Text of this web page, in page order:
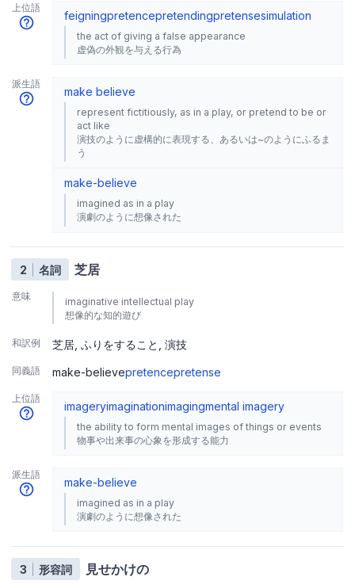
上位語
feigningpretencepretendingpretensesimulation
the act of giving a false appearance
虚偽の外観を与える行為
派生語
make believe
represent fictitiously, as in a play, or pretend to be or
act like
演技のように虚構的に表現する、あるいは~のようにふるま
う
make-believe
imagined as in a play
演劇のように想像された
2 名詞 芝居
意味
imaginative intellectual play
想像的な知的遊び
和訳例 芝居 ふりをすること 演技
同義語 make-believepretencepretense
上位語
imageryimaginationimagingmental imagery
the ability to form mental images of things or events
物事や出来事の心象を形成する能力
派生語
make-believe
imagined as in a play
演劇のように想像された
3 形容詞 見せかけの